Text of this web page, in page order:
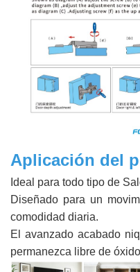
Aplicación del
Ideal para todo tipo de
Diseñado para un
comodidad diaria.
El avanzado acabado
permanezca libre de